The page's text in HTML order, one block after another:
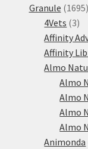
Granule 1695
4Vets 33
Affinity
Affinity
Almo
Almo
Almo
Almo
Almo
Animonda